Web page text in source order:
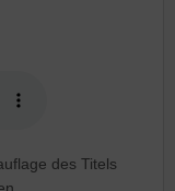
des Titels